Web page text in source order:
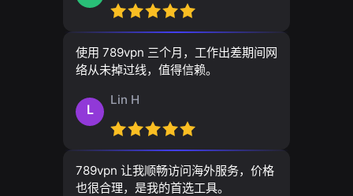
使用 789vpn 三个月，工作出差期间网
络从未掉过线，值得信赖。
L
Lin H
789vpn 让我顺畅访问海外服务，价格
也很合理，是我的首选工具。